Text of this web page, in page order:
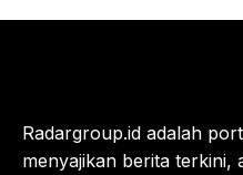
Radargroup.id adalah
menyajikan berita terkini,